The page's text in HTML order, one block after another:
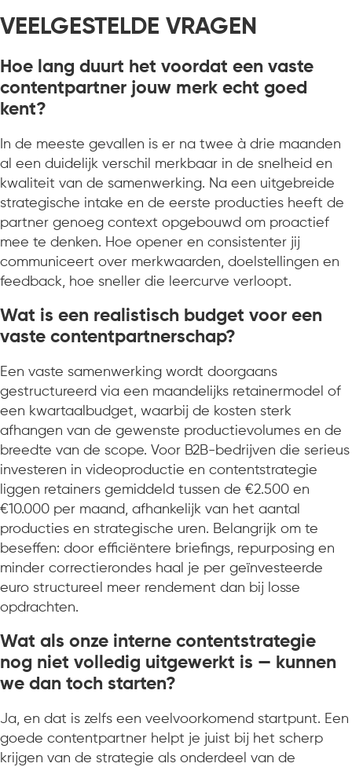
VEELGESTELDE VRAGEN
Hoe lang duurt het voordat een vaste
contentpartner jouw merk echt goed
kent?
In de meeste gevallen is er na twee à drie maanden
al een duidelijk verschil merkbaar in de snelheid en
kwaliteit van de samenwerking. Na een uitgebreide
strategische intake en de eerste producties heeft de
partner genoeg context opgebouwd om proactief
mee te denken. Hoe opener en consistenter jij
communiceert over merkwaarden, doelstellingen en
feedback, hoe sneller die leercurve verloopt.
Wat is een realistisch budget voor een
vaste contentpartnerschap?
Een vaste samenwerking wordt doorgaans
gestructureerd via een maandelijks retainermodel of
een kwartaalbudget, waarbij de kosten sterk
afhangen van de gewenste productievolumes en de
breedte van de scope. Voor B2B-bedrijven die serieus
investeren in videoproductie en contentstrategie
liggen retainers gemiddeld tussen de €2.500 en
€10.000 per maand, afhankelijk van het aantal
producties en strategische uren. Belangrijk om te
beseffen: door efficiëntere briefings, repurposing en
minder correctierondes haal je per geïnvesteerde
euro structureel meer rendement dan bij losse
opdrachten.
Wat als onze interne contentstrategie
nog niet volledig uitgewerkt is — kunnen
we dan toch starten?
Ja, en dat is zelfs een veelvoorkomend startpunt. Een
goede contentpartner helpt je juist bij het scherp
krijgen van de strategie als onderdeel van de